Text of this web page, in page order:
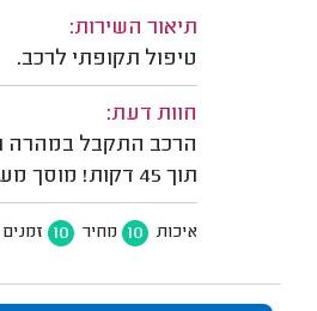
תיאור השירות:
טיפול תקופתי לרכב.
חוות דעת:
הרכב התקבל במהרה
תוך 45 דקות! מוסך מעולה!
איכות 10 מחיר 10 זמנים